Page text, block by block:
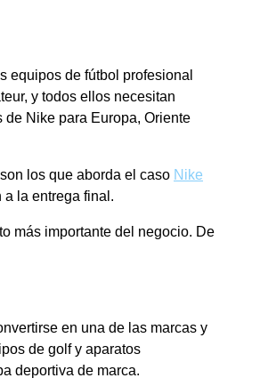
equipos de fútbol profesional
y todos ellos necesitan
Nike para Europa, Oriente
los que aborda el caso Nike
la entrega final.
más importante del negocio. De
en una de las marcas y
de golf y aparatos
deportiva de marca.